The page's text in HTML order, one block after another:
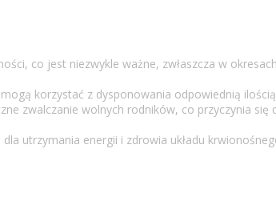
co jest niezwykle ważne, zwłaszcza w
korzystać z dysponowania odpowiednią
zwalczanie wolnych rodników, co przyczynia
utrzymania energii i zdrowia układu